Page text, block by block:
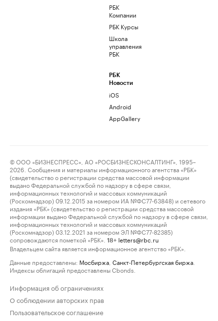
РБК
Компании
РБК Курсы
Школа
управления
РБК
РБК
Новости
iOS
Android
AppGallery
© ООО «БИЗНЕСПРЕСС», АО «РОСБИЗНЕСКОНСАЛТИНГ», 1995–
2026. Сообщения и материалы информационного агентства «РБК»
(свидетельство о регистрации средства массовой информации
выдано Федеральной службой по надзору в сфере связи,
информационных технологий и массовых коммуникаций
(Роскомнадзор) 09.12.2015 за номером ИА №ФС77-63848) и сетевого
издания «РБК» (свидетельство о регистрации средства массовой
информации выдано Федеральной службой по надзору в сфере связи,
информационных технологий и массовых коммуникаций
(Роскомнадзор) 03.12.2021 за номером ЭЛ №ФС77-82385)
сопровождаются пометкой «РБК».
18+ letters@rbc.ru
Владельцем сайта является информационное агентство «РБК».
Данные предоставлены: Мосбиржа Санкт-Петербургская биржа
Индексы облигаций предоставлены Cbonds.
Информация об ограничениях
О соблюдении авторских прав
Пользовательское соглашение